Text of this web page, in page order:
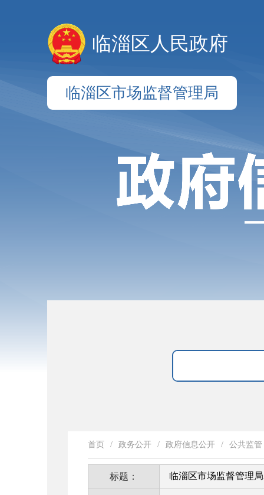
临淄区人民政府
临淄区市场监督管理局
首页 / 政务公开 / 政府信息公开 / 公共监管
标题： 临淄区市场监督管理